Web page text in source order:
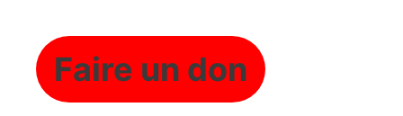
contenuFaire un don